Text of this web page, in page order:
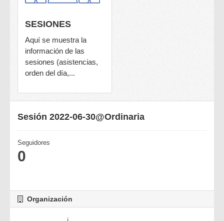
SESIONES
Aquí se muestra la
información de las
sesiones (asistencias,
orden del día,...
Sesión 2022-06-30@Ordinaria
Seguidores
0
Organización